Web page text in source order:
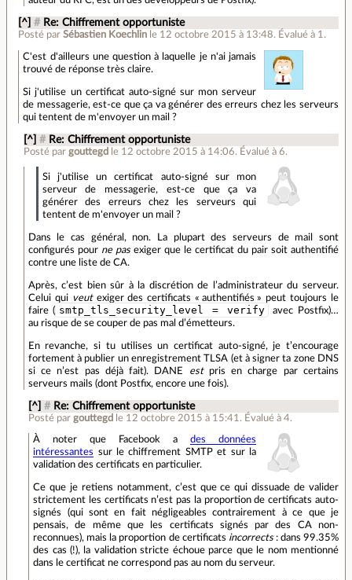
[^] # Re: Chiffrement opportuniste
Posté parSébastien Koechlin le 12 octobre 2015 à 13:48. Évalué à 1 .
C'est d'ailleurs une question à laquelle je n'ai jamais
trouvé de réponse très claire.
Si j'utilise un certificat auto-signé sur mon serveur
de messagerie, est-ce que ça va générer des erreurs chez les serveurs
qui tentent de m'envoyer un mail ?
[^] # Re: Chiffrement opportuniste
Posté par gouttegd le 12 octobre 2015 à 14:06. Évalué à 6.
Si j'utilise un certificat auto-signé sur mon
serveur de messagerie, est-ce que ça va
générer des erreurs chez les serveurs qui
tentent de m'envoyer un mail ?
Dans le cas général, non. La plupart des serveurs de mail sont
configurés pour ne pasexiger que le certificat du pair soit authentifié
contre une liste de CA.
Après, c’est bien sûr à la discrétion de l’administrateur du serveur.
Celui qui veutexiger des certificats « authentifiés » peut toujours le
faire ( smtp_tls_security_level = verify
avec Postfix)…
au risque de se couper de pas mal d’émetteurs.
En revanche, si tu utilises un certificat auto-signé, je t’encourage
fortement à publier un enregistrement TLSA (et à signer ta zone DNS
si ce n’est pas déjà fait). DANE
estpris en charge par certains
serveurs mails (dont Postfix, encore une fois).
[^] # Re: Chiffrement opportuniste
Posté pargouttegd le 12 octobre 2015 à 15:41 . Évalué à4.
À noter que Facebook ades données
intéressantes sur le chiffrement SMTP et sur la
validation des certificats en particulier.
Ce que je retiens notamment, c’est que ce qui dissuade de valider
strictement les certificats n’est pas la proportion de certificats auto-
signés (qui sont en fait négligeables contrairement à ce que je
pensais, de même que les certificats signés par des CA non-
reconnues), mais la proportion de certificats incorrects: dans 99.35%
des cas (!), la validation stricte échoue parce que le nom mentionné
dans le certificat ne correspond pas au nom du serveur.